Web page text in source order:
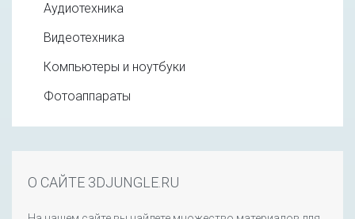
Аудиотехника
Видеотехника
Компьютеры и ноутбуки
Фотоаппараты
О САЙТЕ 3DJUNGLE.RU